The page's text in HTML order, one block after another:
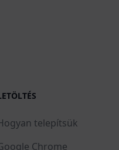
telepítsük
Chrome